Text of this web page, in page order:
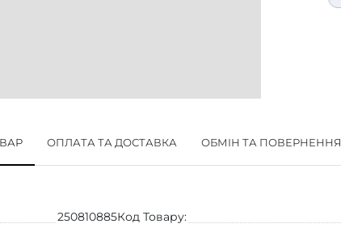
ОПЛАТА ТА ДОСТАВКА ОБМІН ТА ПОВЕРНЕННЯ
250810885Код Товару: